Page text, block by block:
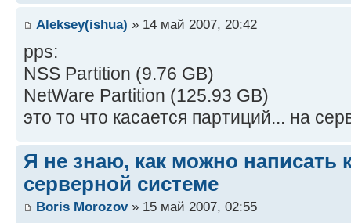
Aleksey(ishua) » 14 май 2007, 20:42
pps:
NSS Partition (9.76 GB)
NetWare Partition (125.93 GB)
это то что касается партиций... на
Я не знаю, как можно написать
серверной системе
Boris Morozov» 15 май 2007, 02:55